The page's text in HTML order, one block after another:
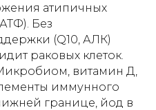
атипичных
Без
(Q10, АЛК)
раковых клеток.
витамин Д,
иммунного
границе, йод в